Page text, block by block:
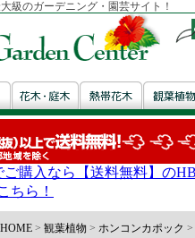
級のガーデニング・園芸サイト！
HOME 観葉植物 ホンコンカポック